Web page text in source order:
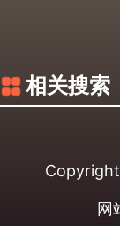
相关搜索
网